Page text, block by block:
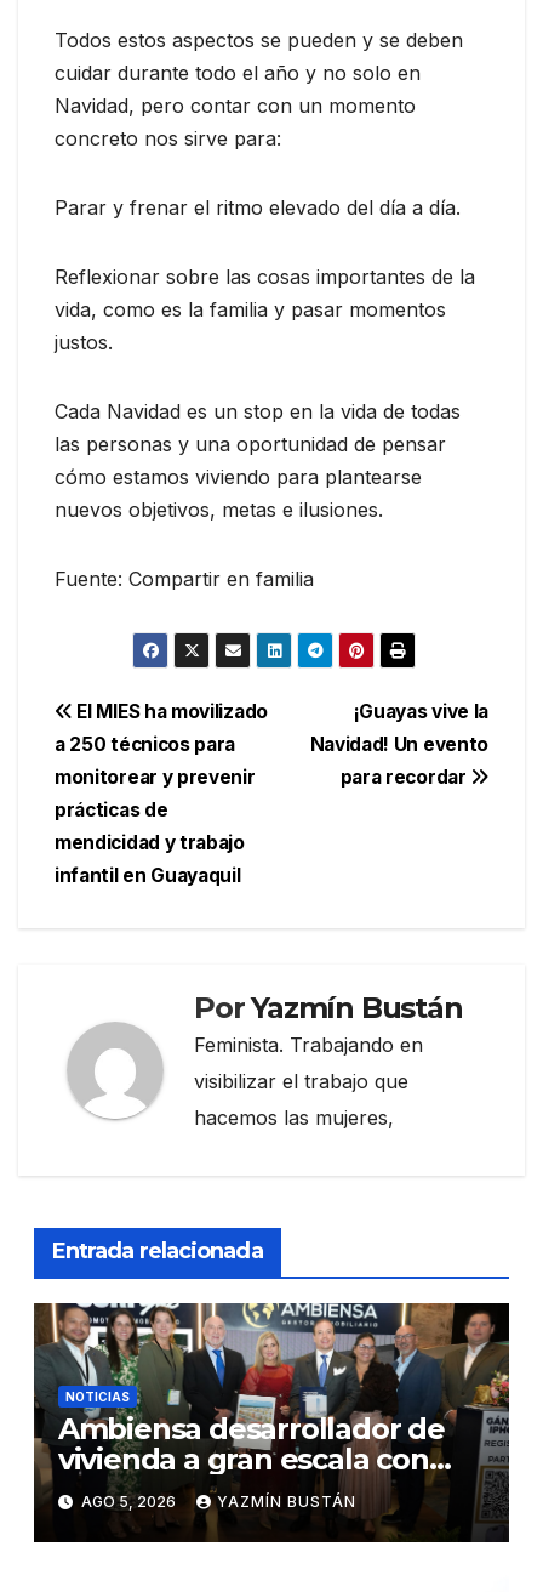
Todos estos aspectos se pueden y se deben
cuidar durante todo el año y no solo en
Navidad, pero contar con un momento
concreto nos sirve para:
Parar y frenar el ritmo elevado del día a día.
Reflexionar sobre las cosas importantes de la
vida, como es la familia y pasar momentos
justos.
Cada Navidad es un stop en la vida de todas
las personas y una oportunidad de pensar
cómo estamos viviendo para plantearse
nuevos objetivos, metas e ilusiones.
Fuente: Compartir en familia
Navegación
de
entradas
¡Guayas vive la
Navidad! Un evento
para recordar
El MIES ha movilizado
a 250 técnicos para
monitorear y prevenir
prácticas de
mendicidad y trabajo
infantil en Guayaquil
PorYazmín Bustán
Feminista. Trabajando en
visibilizar el trabajo que
hacemos las mujeres,
Entrada relacionada
NOTICIAS
Ambiensa desarrollador de
vivienda a gran escala con
estándares internacionales
de sostenibilidad
AGO 5, 2026 YAZMÍN BUSTÁN